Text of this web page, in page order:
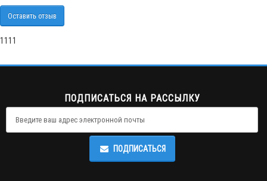
Оставить отзыв
1111
ПОДПИСАТЬСЯ НА РАССЫЛКУ
ПОДПИСАТЬСЯ